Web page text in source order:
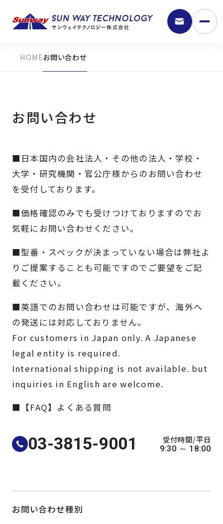
よくある質問
採用情報
製品検索
取扱メーカー
事例
サポート
会社案内
お問い合わせ
お問い合わせ
■日本国内の会社法人・その他の法人・学校・
大学・研究機関・官公庁様からのお問い合わせ
を受付しております。
■価格確認のみでも受けつけておりますのでお
気軽にお問い合わせください。
■型番・スペックが決まっていない場合は弊社よ
りご提案することも可能ですのでご要望をご記
載ください。
■英語でのお問い合わせは可能ですが、海外へ
の発送には対応しておりません。
For customers in Japan only. A Japanese
legal entity is required.
International shipping is not available. but
inquiries in English are welcome.
■【FAQ】よくある質問
03-3815-9001 受付時間/平日
9:30 ～ 18:00
お問い合わせ種別